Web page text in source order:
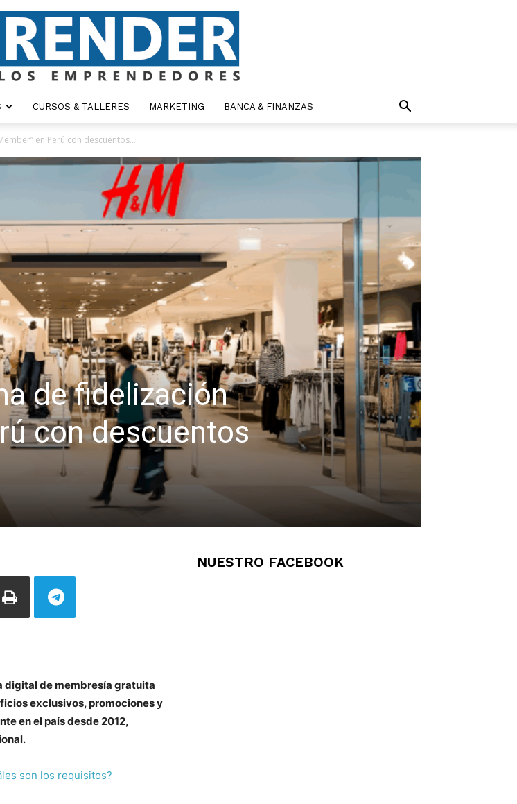
CURSOS & TALLERES MARKETING BANCA & FINANZAS
en Perú con descuentos...
de fidelización
con descuentos
digital de membresía gratuita
exclusivos, promociones y
en el país desde 2012,
son los requisitos?
NUESTRO FACEBOOK